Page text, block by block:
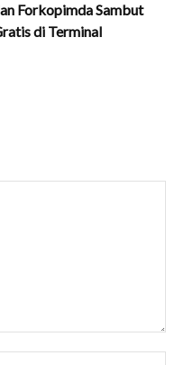
Forkopimda Sambut
di Terminal